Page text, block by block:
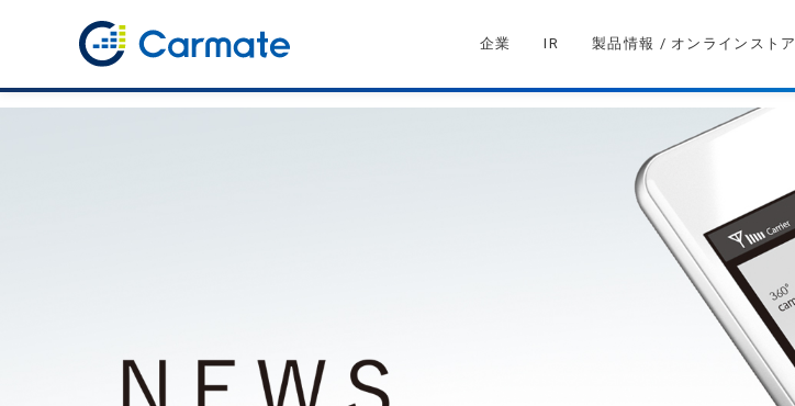
企業 IR 製品情報 / オンラインストア